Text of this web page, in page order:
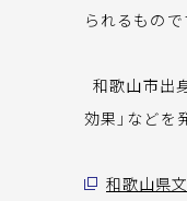
られるもので
和歌山市出
効果」などを
和歌山県